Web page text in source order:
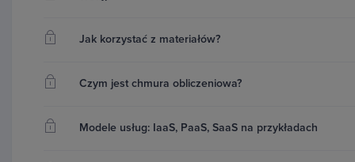
Twój własny, prywatny
Jak korzystać z materiałów?
Czym jest chmura obliczeniowa?
Modele usług: IaaS, PaaS, SaaS na przykładach